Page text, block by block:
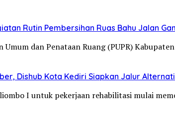
Rutin Pembersihan Ruas Bahu Jalan
dan Penataan Ruang (PUPR)
Dishub Kota Kediri Siapkan Jalur
I untuk pekerjaan rehabilitasi mulai